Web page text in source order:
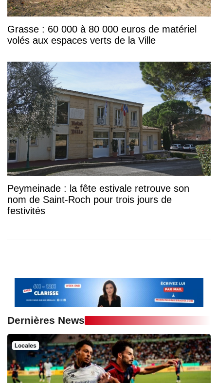
Grasse : 60 000 à 80 000 euros de matériel
volés aux espaces verts de la Ville
Peymeinade : la fête estivale retrouve son
nom de Saint-Roch pour trois jours de
festivités
Dernières News
Locales